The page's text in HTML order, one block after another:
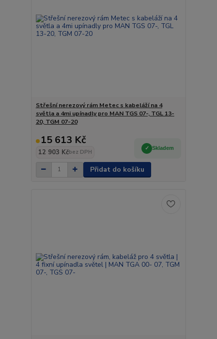
Střešní nerezový rám Metec s kabeláží na 4
světla a 4mi upínadly pro MAN TGS 07-, TGL 13-
20, TGM 07-20
15 613 Kč
12 903 Kčbez DPH
Skladem
Přidat do košíku